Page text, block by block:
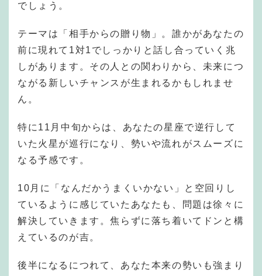
でしょう。
テーマは「相手からの贈り物」。誰かがあなたの
前に現れて1対1でしっかりと話し合っていく兆
しがあります。その人との関わりから、未来につ
ながる新しいチャンスが生まれるかもしれませ
ん。
特に11月中旬からは、あなたの星座で逆行して
いた火星が巡行になり、勢いや流れがスムーズに
なる予感です。
10月に「なんだかうまくいかない」と空回りし
ているように感じていたあなたも、問題は徐々に
解決していきます。焦らずに落ち着いてドンと構
えているのが吉。
後半になるにつれて、あなた本来の勢いも強まり